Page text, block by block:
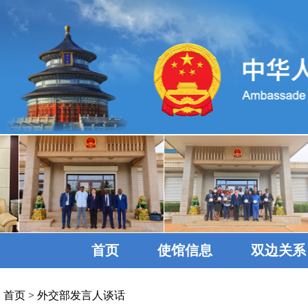
首页 使馆信息 双边关系
首页 > 外交部发言人谈话